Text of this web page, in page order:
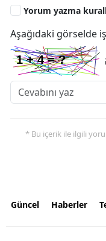
Yorum yazma
Aşağıdaki görselde
* Bu içerik ile ilgili
Güncel Haberler